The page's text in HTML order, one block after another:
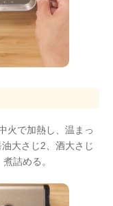
火で加熱し、温まっ
大さじ2、酒大さじ
詰める。